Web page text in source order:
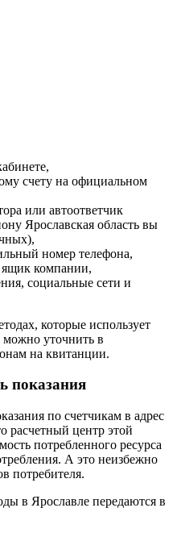
счету на официальном
или автоответчик
Ярославская область вы
номер телефона,
компании,
социальные сети и
которые использует
уточнить в
на квитанции.
показания
по счетчикам в адрес
расчетный центр этой
потребленного ресурса
А это неизбежно
потребителя.
в Ярославле передаются в